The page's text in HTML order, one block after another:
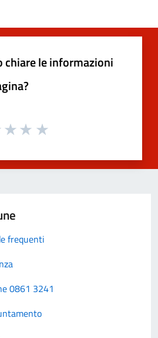
chiare le informazioni
frequenti
0861 3241